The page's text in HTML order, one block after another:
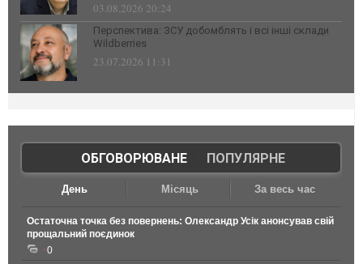
03.08.2026 20:24
Перспектива: ЗСУ добомблять і всі інші склади
Wildberries
23.07.2026 11:31
ОБГОВОРЮВАНЕ| ПОПУЛЯРНЕ
День Місяць За весь час
Остаточна точка без повернень: Олександр Усік анонсував свій
прощальний поєдинок
0